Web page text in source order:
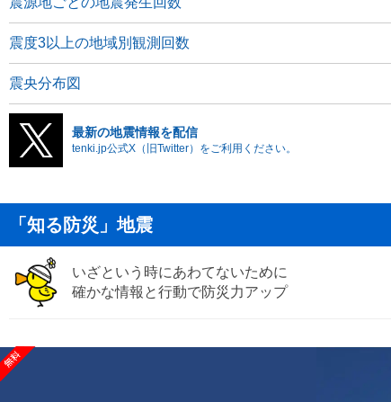
震度3以上の地域別観測回数
震央分布図
最新の地震情報を配信
tenki.jp公式X（旧Twitter）をご利用ください。
「知る防災」地震
いざという時にあわてないために
確かな情報と行動で防災力アップ